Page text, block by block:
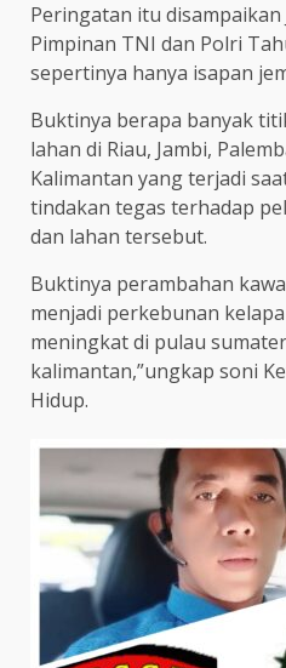
Peringatan itu disampaikan
Pimpinan TNI dan Polri
sepertinya hanya isapan
Buktinya berapa banyak
lahan di Riau, Jambi,
Kalimantan yang terjadi
tindakan tegas terhadap
dan lahan tersebut.
Buktinya perambahan
menjadi perkebunan
meningkat di pulau
kalimantan,”ungkap soni
Hidup.